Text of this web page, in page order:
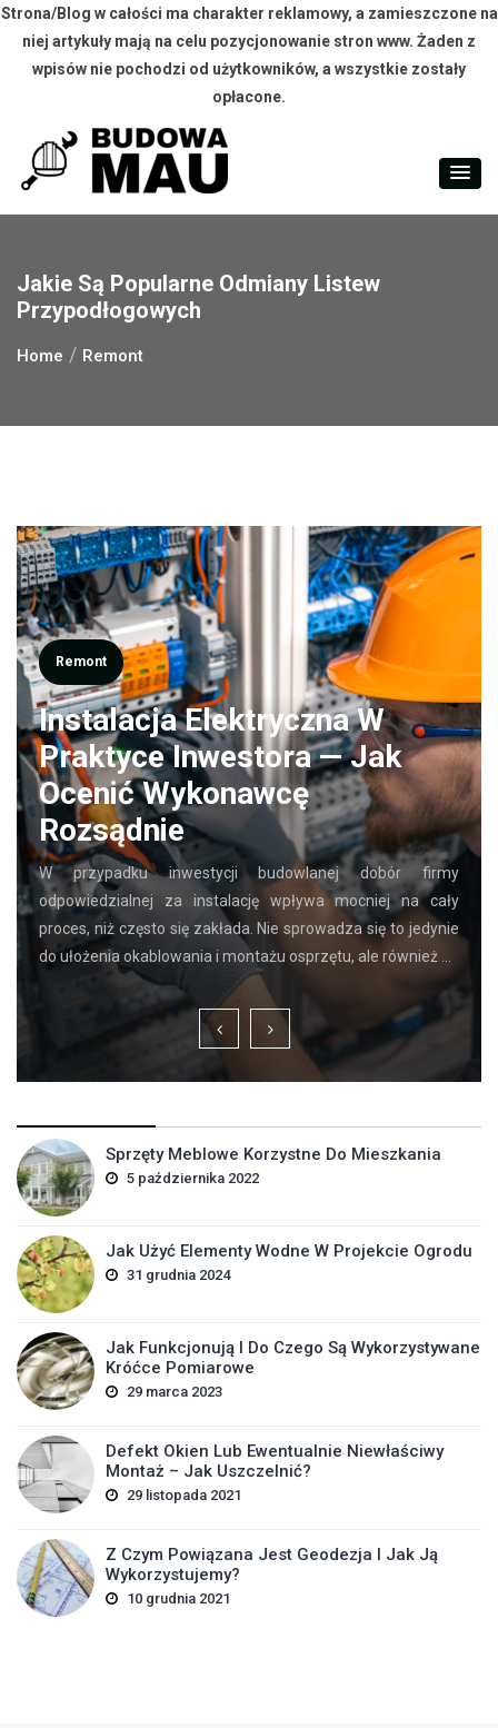
Strona/Blog w całości ma charakter reklamowy, a zamieszczone na
niej artykuły mają na celu pozycjonowanie stron www. Żaden z
wpisów nie pochodzi od użytkowników, a wszystkie zostały
opłacone.
content
Jakie Są Popularne Odmiany Listew
Przypodłogowych
Home Remont
Remont
Instalacja Elektryczna W
Praktyce Inwestora — Jak
Ocenić Wykonawcę
Rozsądnie
W przypadku inwestycji budowlanej dobór firmy
odpowiedzialnej za instalację wpływa mocniej na cały
proces, niż często się zakłada. Nie sprowadza się to jedynie
do ułożenia okablowania i montażu osprzętu, ale również …
Sprzęty Meblowe Korzystne Do Mieszkania
5 października 2022
Jak Użyć Elementy Wodne W Projekcie Ogrodu
31 grudnia 2024
Jak Funkcjonują I Do Czego Są Wykorzystywane
Króćce Pomiarowe
29 marca 2023
Defekt Okien Lub Ewentualnie Niewłaściwy
Montaż – Jak Uszczelnić?
29 listopada 2021
Z Czym Powiązana Jest Geodezja I Jak Ją
Wykorzystujemy?
10 grudnia 2021